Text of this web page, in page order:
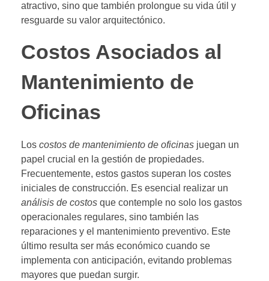
atractivo, sino que también prolongue su vida útil y
resguarde su valor arquitectónico.
Costos Asociados al
Mantenimiento de
Oficinas
Los costos de mantenimiento de oficinas juegan un
papel crucial en la gestión de propiedades.
Frecuentemente, estos gastos superan los costes
iniciales de construcción. Es esencial realizar un
análisis de costos que contemple no solo los gastos
operacionales regulares, sino también las
reparaciones y el mantenimiento preventivo. Este
último resulta ser más económico cuando se
implementa con anticipación, evitando problemas
mayores que puedan surgir.